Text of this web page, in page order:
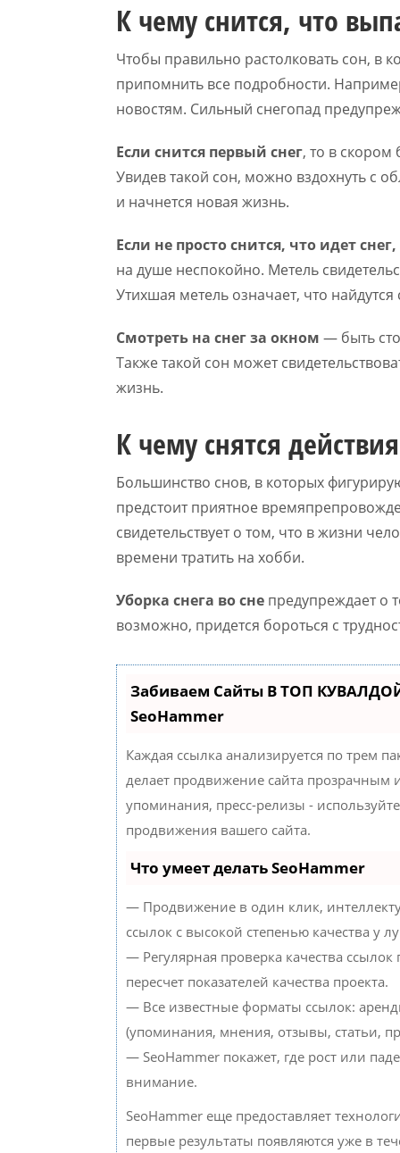
К чему снится, что
Чтобы правильно растолковать сон, в
припомнить все подробности.
новостям. Сильный снегопад
Если снится первый снег, то в
Увидев такой сон, можно вздохнуть с
и начнется новая жизнь.
Если не просто снится, что идет
на душе неспокойно. Метель
Утихшая метель означает, что
Смотреть на снег за окном — быть
Также такой сон может
жизнь.
К чему снятся
Большинство снов, в которых
предстоит приятное
свидетельствует о том, что в жизни
времени тратить на хобби.
Уборка снега во сне предупреждает о
возможно, придется бороться с
Забиваем Сайты В ТОП
SeoHammer
Каждая ссылка анализируется по трем
делает продвижение сайта прозрачным
упоминания, пресс-релизы -
продвижения вашего сайта.
Что умеет делать SeoHammer
— Продвижение в один клик,
ссылок с высокой степенью качества у
— Регулярная проверка качества
пересчет показателей качества проекта.
— Все известные форматы ссылок:
(упоминания, мнения, отзывы, статьи,
— SeoHammer покажет, где рост или
внимание.
SeoHammer еще предоставляет
первые результаты появляются уже в